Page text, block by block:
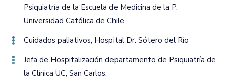
Psiquiatría de la Escuela de Medicina de la P.
Universidad Católica de Chile
Cuidados paliativos‚ Hospital Dr. Sótero del Río
Jefa de Hospitalización departamento de Psiquiatría de
la Clínica UC‚ San Carlos.